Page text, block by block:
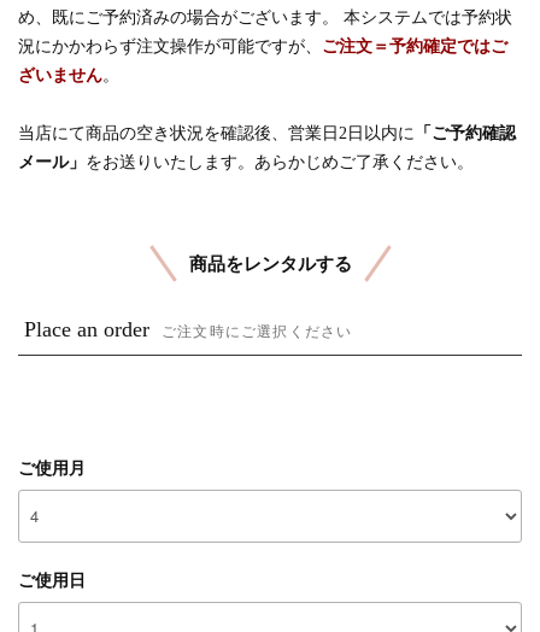
め、既にご予約済みの場合がございます。 本システムでは予約状
況にかかわらず注文操作が可能ですが、 ご注文＝予約確定ではご
ざいません。
当店にて商品の空き状況を確認後、営業日2日以内に 「ご予約確認
メール」 をお送りいたします。あらかじめご了承ください。
商品をレンタルする
Place an order ご注文時にご選択ください
ご使用月
ご使用日